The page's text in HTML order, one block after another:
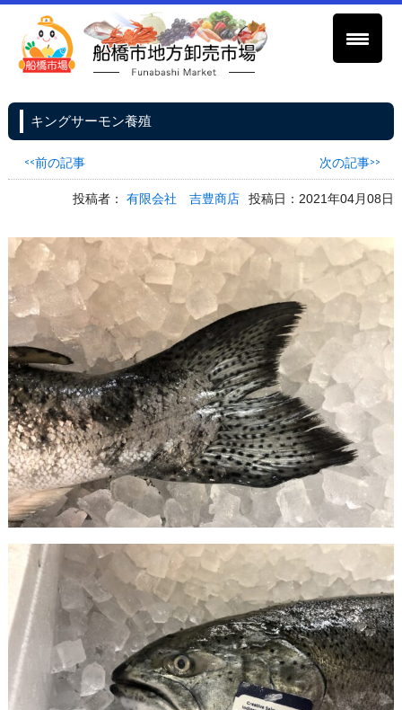
キングサーモン養殖
<<前の記事 次の記事>>
投稿者：有限会社 吉豊商店 投稿日：2021年04月08日